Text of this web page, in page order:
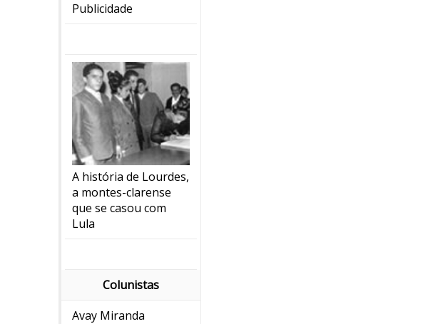
Publicidade
A história de Lourdes,
a montes-clarense
que se casou com
Lula
Colunistas
Avay Miranda